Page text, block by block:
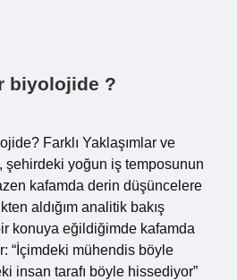
biyolojide ?
Farklı Yaklaşımlar ve
şehirdeki yoğun iş temposunun
kafamda derin düşüncelere
aldığım analitik bakış
konuya eğildiğimde kafamda
“İçimdeki mühendis böyle
insan tarafı böyle hissediyor”